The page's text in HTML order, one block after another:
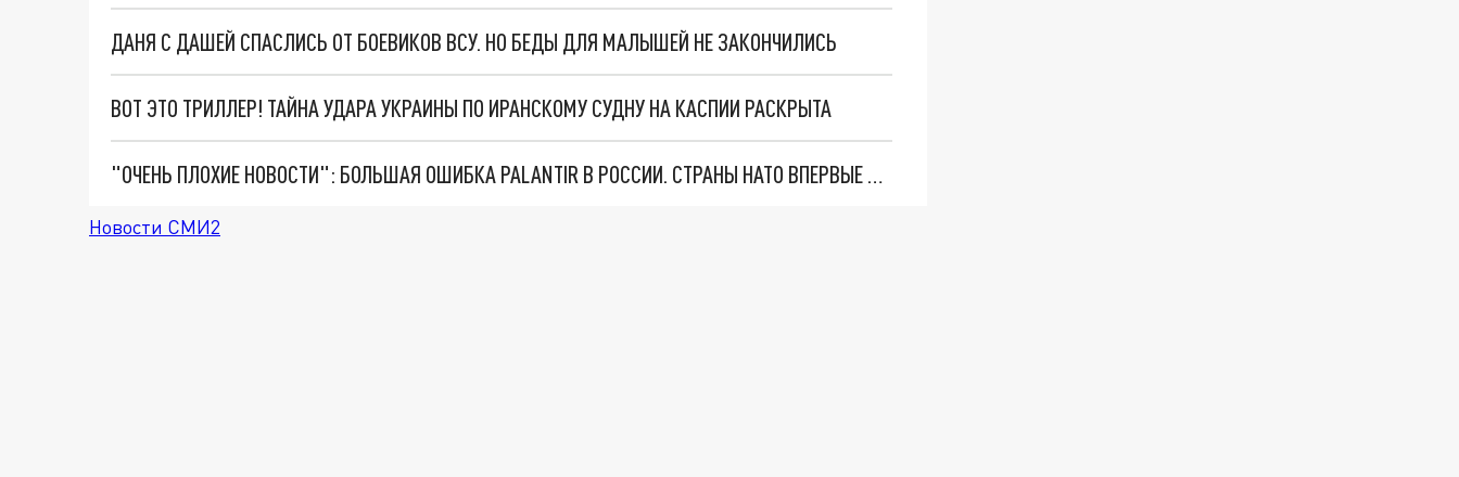
ДАНЯ С ДАШЕЙ СПАСЛИСЬ ОТ БОЕВИКОВ ВСУ. НО БЕДЫ ДЛЯ МАЛЫШЕЙ НЕ ЗАКОНЧИЛИСЬ
ВОТ ЭТО ТРИЛЛЕР! ТАЙНА УДАРА УКРАИНЫ ПО ИРАНСКОМУ СУДНУ НА КАСПИИ РАСКРЫТА
"ОЧЕНЬ ПЛОХИЕ НОВОСТИ": БОЛЬШАЯ ОШИБКА PALANTIR В РОССИИ. СТРАНЫ НАТО ВПЕРВЫЕ ЗА СВО ОСТАНОВИЛИ ПОСТАВКИ ОРУЖИЯ. ВСУ ТЕРЯЮТ ПРИГРАНИЧЬЕ?
Новости СМИ2